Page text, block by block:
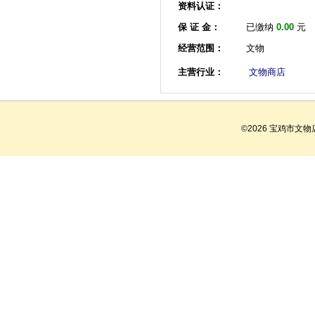
资料认证：
保 证 金：
已缴纳 0.00元
经营范围：
文物
主营行业： 文物商店
©2026 宝鸡市文物